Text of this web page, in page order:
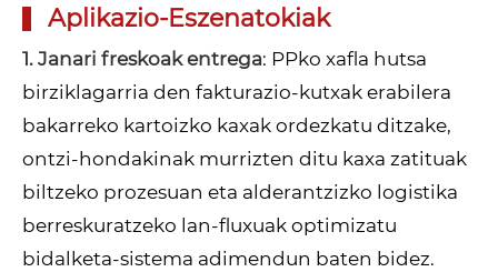
Aplikazio-Eszenatokiak
1. Janari freskoak entrega: PPko xafla hutsa
birziklagarria den fakturazio-kutxak erabilera
bakarreko kartoizko kaxak ordezkatu ditzake,
ontzi-hondakinak murrizten ditu kaxa zatituak
biltzeko prozesuan eta alderantzizko logistika
berreskuratzeko lan-fluxuak optimizatu
bidalketa-sistema adimendun baten bidez.